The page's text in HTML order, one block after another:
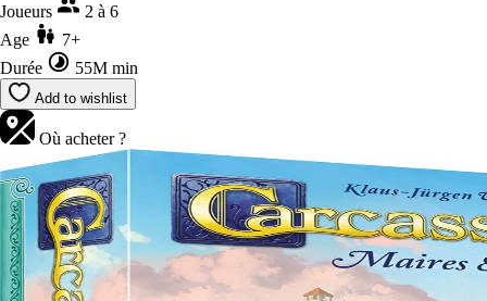
Joueurs
2 à 6
Age
7+
Durée
55M min
Add to wishlist
Où acheter ?